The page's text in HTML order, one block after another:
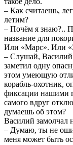
– Как считаешь,
летим?
– Почём я знаю?..
название для
Или «Марс». Или
– Слушай,
заметил одну
этом умеющую
корабль-охотник,
фиксации нашими
самого вдруг
думаешь об этом?
Василий замолчал
– Думаю, ты не
меня может быть